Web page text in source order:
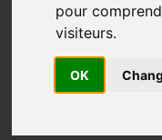
pour
visiteurs.
OK
Plateformes en ligne